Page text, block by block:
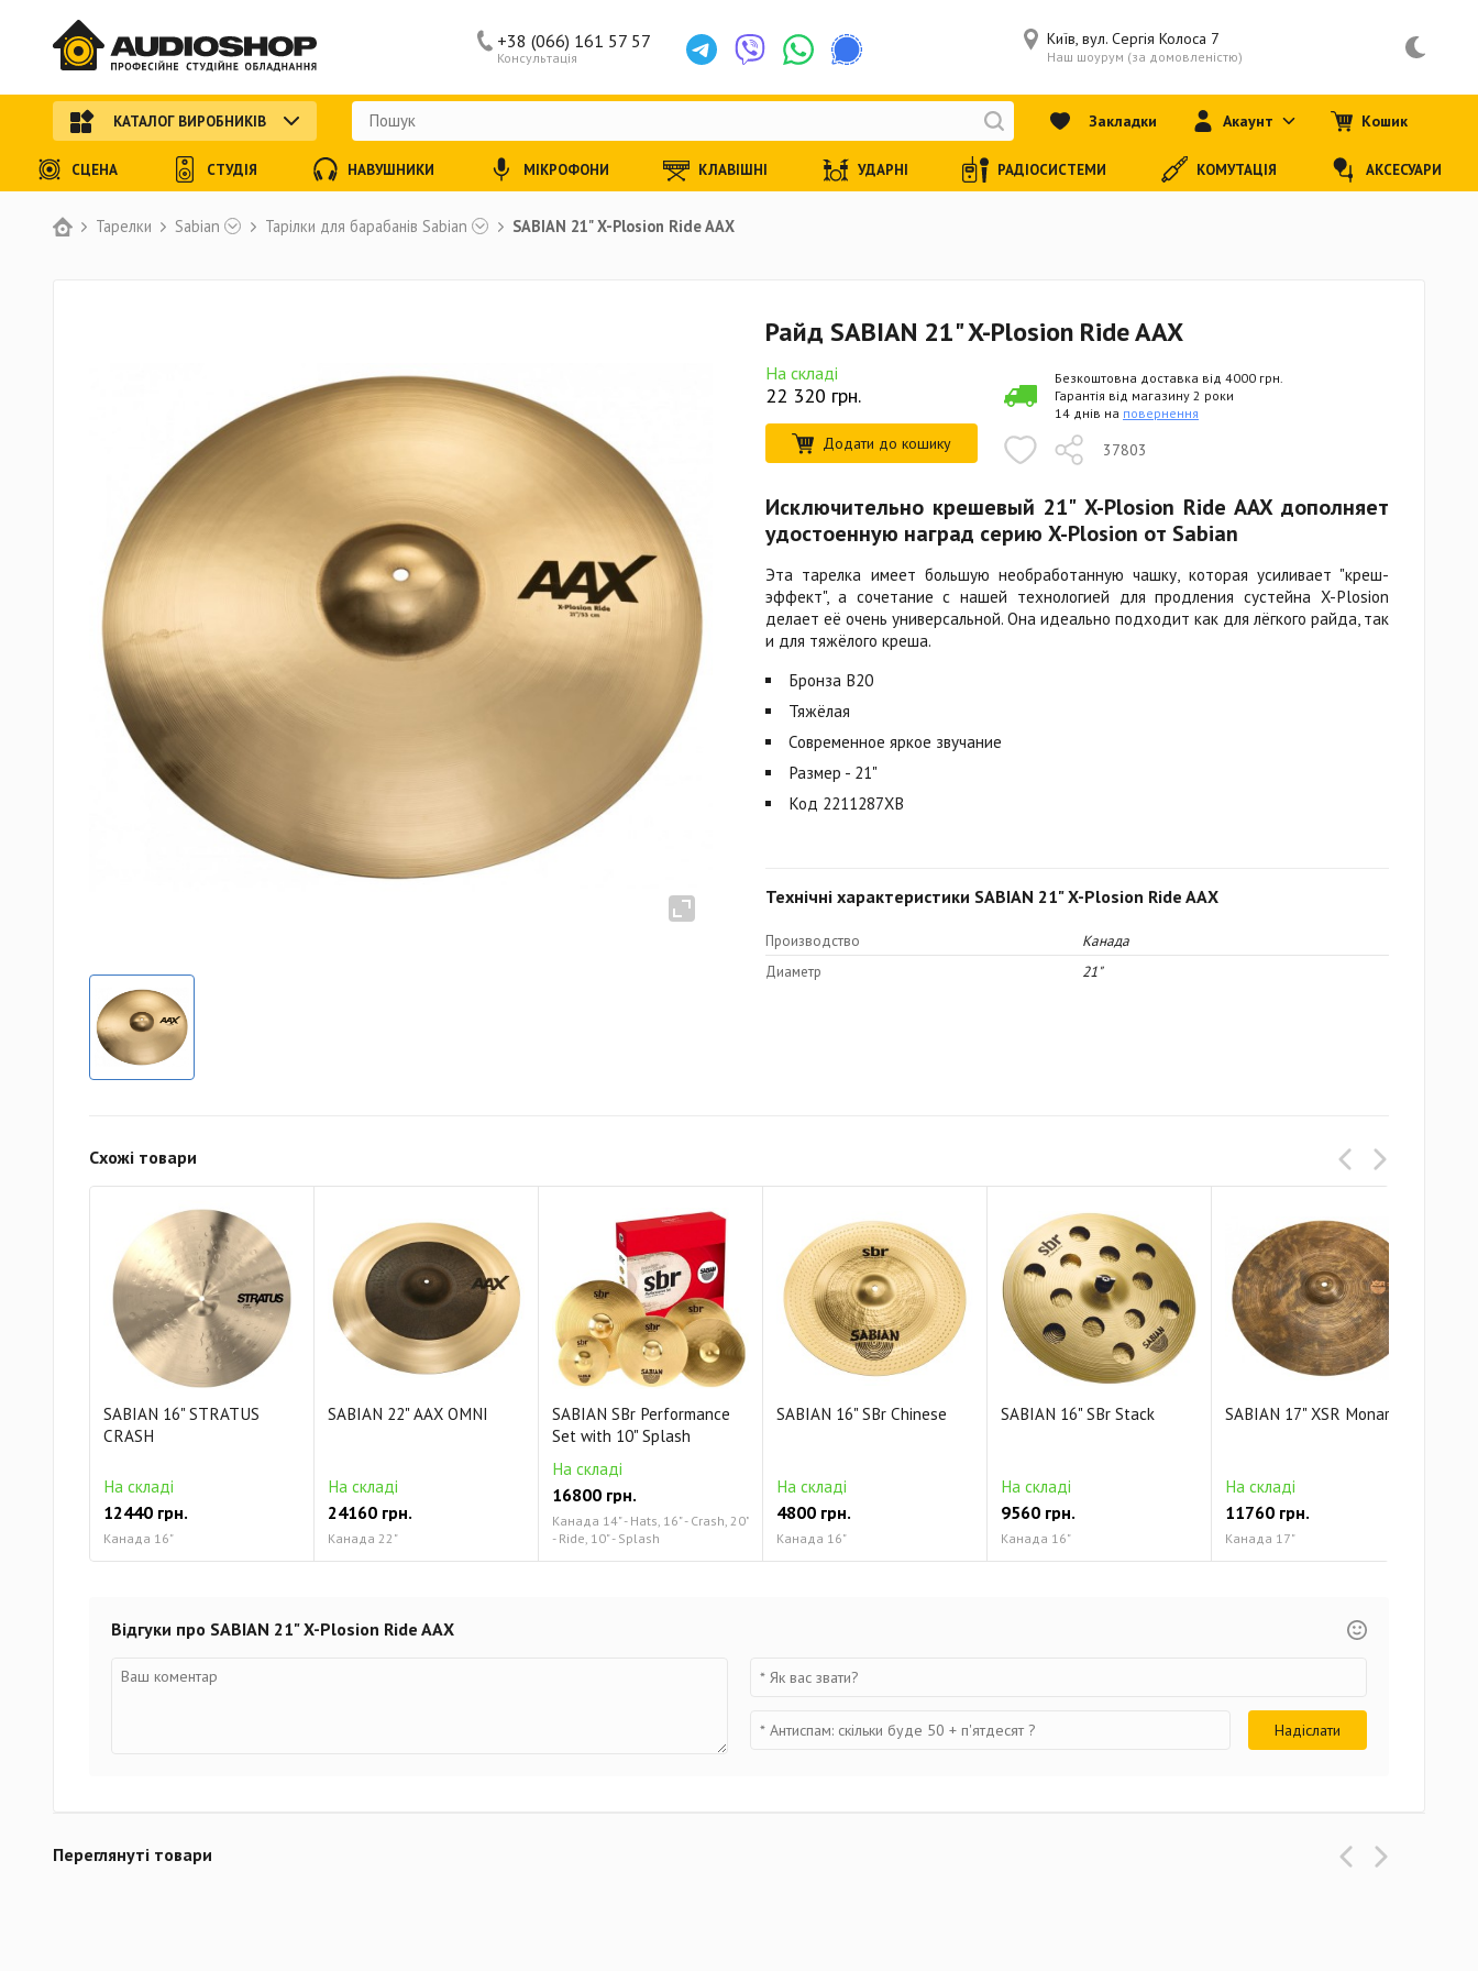
Тарелки Sabian Тарілки для барабанів Sabian SABIAN 21" X-Plosion Ride AAX
Райд SABIAN 21" X-Plosion Ride AAX
На складі
22 320 грн.
Додати до кошику 37803
Безкоштовна доставка від 4000 грн.
Гарантія від магазину 2 роки
14 днів на повернення
Исключительно крешевый 21" X-Plosion Ride AAX дополняет
удостоенную наград серию X-Plosion от Sabian
Эта тарелка имеет большую необработанную чашку, которая усиливает "креш-
эффект", а сочетание с нашей технологией для продления сустейна X-Plosion
делает её очень универсальной. Она идеально подходит как для лёгкого райда, так
и для тяжёлого креша.
Бронза B20
Тяжёлая
Современное яркое звучание
Размер - 21"
Код 2211287XB
Технічні характеристики SABIAN 21" X-Plosion Ride AAX
Производство
Канада
Диаметр
21"
Схожі товари
SABIAN 16" STRATUS
CRASH
На складі
12440 грн.
Канада 16"
SABIAN 22" AAX OMNI
На складі
24160 грн.
Канада 22"
SABIAN SBr Performance
Set with 10" Splash
На складі
16800 грн.
Канада 14" - Hats, 16" - Crash, 20"
- Ride, 10" - Splash
SABIAN 16" SBr Chinese
На складі
4800 грн.
Канада 16"
SABIAN 16" SBr Stack
На складі
9560 грн.
Канада 16"
SABIAN 17" XSR Monarch
На складі
11760 грн.
Канада 17"
Відгуки про SABIAN 21" X-Plosion Ride AAX
Переглянуті товари
Консультація
+38 (066) 161 57 57 Київ, вул. Сергія Колоса 7
Наш шоурум (за домовленістю)
КАТАЛОГ ВИРОБНИКІВ Закладки Акаунт Кошик
СЦЕНА СТУДІЯ НАВУШНИКИ МІКРОФОНИ КЛАВІШНІ УДАРНІ РАДІОСИСТЕМИ КОМУТАЦІЯ АКСЕСУАРИ